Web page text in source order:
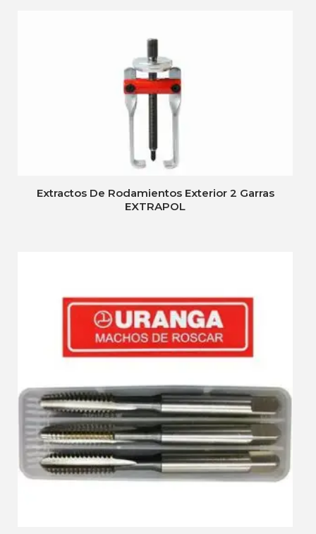
Extractos De Rodamientos Exterior 2 Garras
EXTRAPOL